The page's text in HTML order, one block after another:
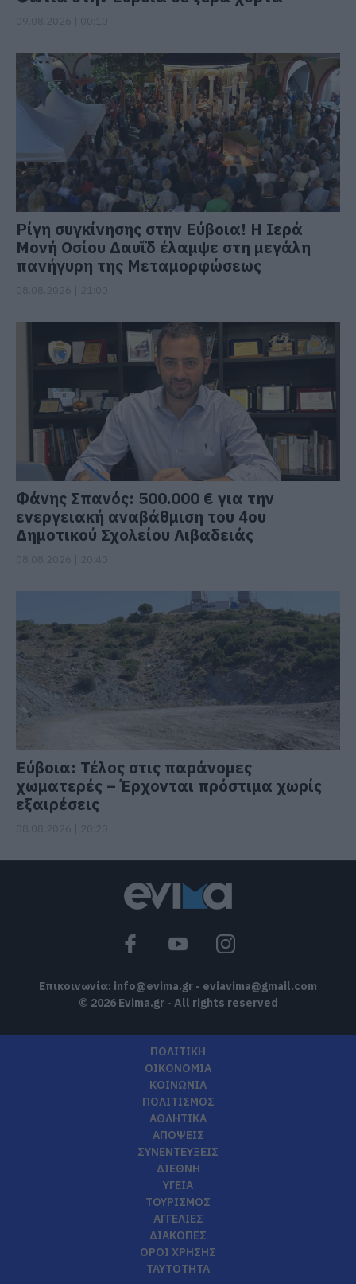
Ρίγη συγκίνησης στην Εύβοια! Η Ιερά
Μονή Οσίου Δαυΐδ έλαμψε στη μεγάλη
πανήγυρη της Μεταμορφώσεως
Φάνης Σπανός: 500.000 € για την
ενεργειακή αναβάθμιση του 4ου
Δημοτικού Σχολείου Λιβαδειάς
Εύβοια: Τέλος στις παράνομες
χωματερές – Έρχονται πρόστιμα χωρίς
εξαιρέσεις
Επικοινωνία: info@evima.gr - eviavima@gmail.com
© 2026 Evima.gr - All rights reserved
ΠΟΛΙΤΙΚΗ
ΟΙΚΟΝΟΜΙΑ
ΚΟΙΝΩΝΙΑ
ΠΟΛΙΤΙΣΜΟΣ
ΑΘΛΗΤΙΚΑ
ΑΠΟΨΕΙΣ
ΣΥΝΕΝΤΕΥΞΕΙΣ
ΔΙΕΘΝΗ
ΥΓΕΙΑ
ΤΟΥΡΙΣΜΟΣ
ΑΓΓΕΛΙΕΣ
ΔΙΑΚΟΠΕΣ
ΟΡΟΙ ΧΡΗΣΗΣ
ΤΑΥΤΟΤΗΤΑ